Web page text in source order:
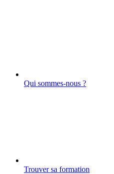
Qui sommes-nous ?
Trouver sa formation